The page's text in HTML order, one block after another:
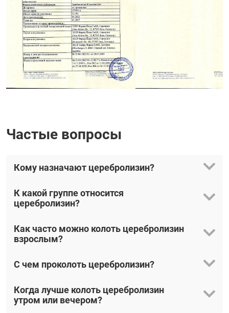
Частые вопросы
Кому назначают церебролизин?
К какой группе относится
церебролизин?
Как часто можно колоть церебролизин
взрослым?
С чем проколоть церебролизин?
Когда лучше колоть церебролизин
утром или вечером?